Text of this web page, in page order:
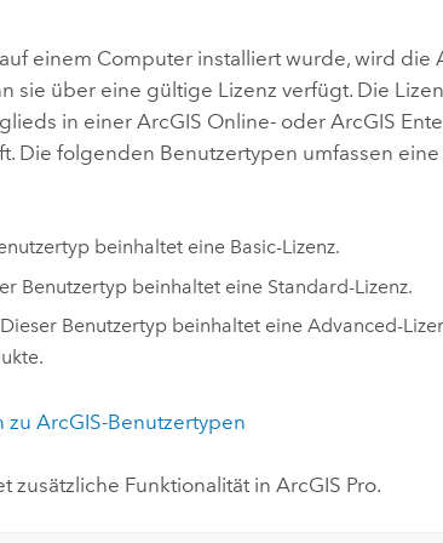
Alle Storys
auf einem Computer installiert wurde, wird die
sie über eine gültige Lizenz verfügt. Die
in einerArcGIS Online- oderArcGIS
Die folgenden Benutzertypen umfassen
beinhaltet eine Basic-Lizenz.
Benutzertyp beinhaltet eine Standard-Lizenz.
Benutzertyp beinhaltet eine Advanced-
ArcGIS-Benutzertypen
zusätzliche Funktionalität inArcGIS Pro.